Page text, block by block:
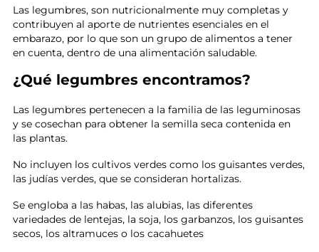
Las legumbres, son nutricionalmente muy completas y
contribuyen al aporte de nutrientes esenciales en el
embarazo, por lo que son un grupo de alimentos a tener
en cuenta, dentro de una alimentación saludable.
¿Qué legumbres encontramos?
Las legumbres pertenecen a la familia de las leguminosas
y se cosechan para obtener la semilla seca contenida en
las plantas.
No incluyen los cultivos verdes como los guisantes verdes,
las judías verdes, que se consideran hortalizas.
Se engloba a las habas, las alubias, las diferentes
variedades de lentejas, la soja, los garbanzos, los guisantes
secos, los altramuces o los cacahuetes